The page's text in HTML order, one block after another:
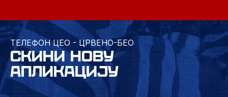
ТЕЛЕФОН ЦЕО - ЦРВЕНО-БЕО
СКИНИ НОВУ
АПЛИКАЦИЈУ